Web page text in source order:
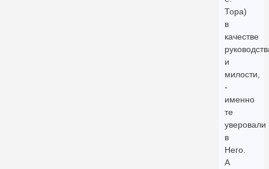
Тора)
в
качестве
и
милости,
-
именно
те
уверовали
в
Него.
А